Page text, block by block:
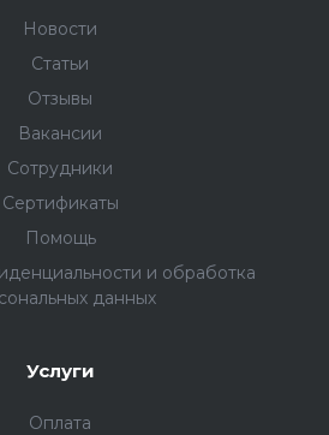
Новости
Статьи
Отзывы
Вакансии
Сотрудники
Сертификаты
Помощь
и обработка
данных
Услуги
Оплата